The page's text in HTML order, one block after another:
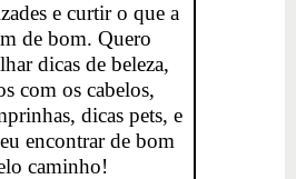
e curtir o que a
de bom. Quero
dicas de beleza,
com os cabelos,
dicas pets, e
encontrar de bom
caminho!